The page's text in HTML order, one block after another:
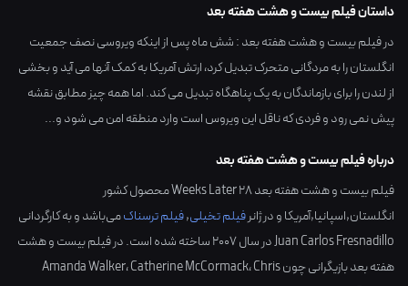
داستان فیلم بیست و هشت هفته بعد
در فیلم بیست و هشت هفته بعد : شش ماه پس از اینکه ویروسی نصف جمعیت
انگلستان را به مردگانی متحرک تبدیل کرد، ارتش آمریکا به کمک آنها می آید و بخشی
از لندن را برای بازماندگان به یک پناهگاه تبدیل می کند. اما همه چیز مطابق نقشه
پیش نمی رود و فردی که ناقل این ویروس است وارد منطقه امن می شود و...
درباره فیلم بیست و هشت هفته بعد
فیلم بیست و هشت هفته بعد 28 Weeks Later محصول کشور
انگلستان,اسپانیا,آمریکاو در ژانرفیلم تخیلی,فیلم ترسناکمی‌باشد و به کارگردانی
Juan Carlos Fresnadilloدر سال2007ساخته شده است. در فیلم بیست و هشت
هفته بعد بازیگرانی چون
Amanda Walker،Catherine McCormack،Chris